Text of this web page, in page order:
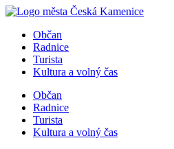
Přejít
obsahuObčan
Radnice
Turista
Kultura a volný čas
Občan
Radnice
Turista
Kultura a volný čas